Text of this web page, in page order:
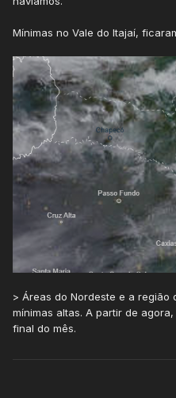
Mínimas no Vale do Itajaí,
> Áreas do Nordeste e a região
mínimas altas. A partir de
final do mês.